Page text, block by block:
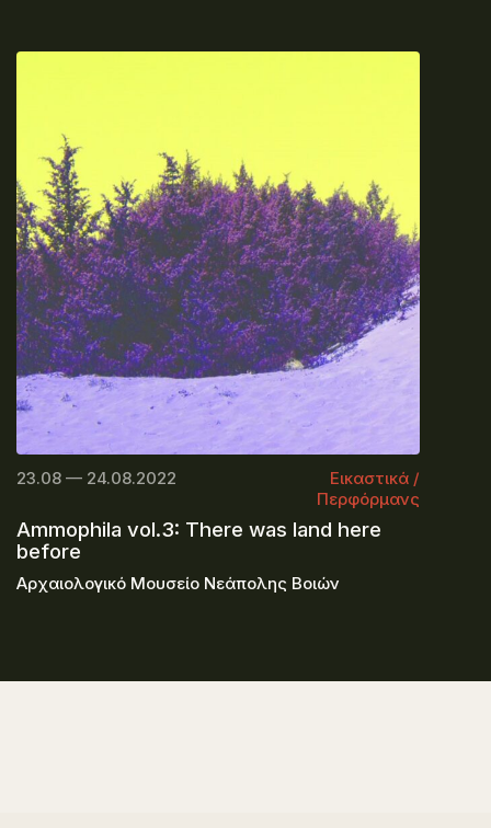
23.08 — 24.08.2022
Εικαστικά /
Περφόρμανς
Ammophila vol.3: There was land here
before
Αρχαιολογικό Μουσείο Νεάπολης Βοιών